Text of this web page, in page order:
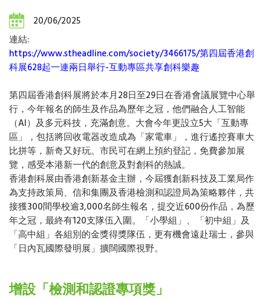
20/06/2025
連結:
https://www.stheadline.com/society/3466175/第四屆香港創
科展628起一連兩日舉行-互動專區共享創科樂趣
第四屆香港創科展將於本月28日至29日在香港會議展覽中心舉
行，今年報名的師生及作品為歷年之冠，他們融合人工智能
（AI）及多元科技，充滿創意。大會今年更設立5大「互動專
區」，包括將回收電器改造成為「家電車」，進行遙控賽車大
比拼等，新奇又好玩。市民可在網上預約登記，免費參加展
覽，感受本港新一代的創意及對創科的熱誠。
香港創科展由香港創新基金主辦，今屆獲創新科技及工業局作
為支持政策局、信和集團及香港檢測和認證局為策略夥伴，共
接獲300間學校逾3,000名師生報名，提交近600份作品，為歷
年之冠，最終有120支隊伍入圍。「小學組」、「初中組」及
「高中組」各組別的金獎得獎隊伍，更有機會遠赴瑞士，參與
「日內瓦國際發明展」擴闊國際視野。
增設「檢測和認證專項獎」